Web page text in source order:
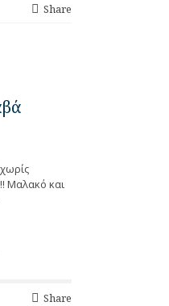
Share
Μαλακό και
Share